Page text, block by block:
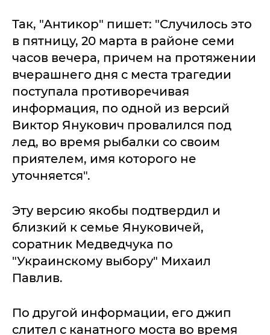
Так, "Антикор" пишет: "Случилось это
в пятницу, 20 марта в районе семи
часов вечера, причем на протяжении
вчерашнего дня с места трагедии
поступала противоречивая
информация, по одной из версий
Виктор Янукович провалился под
лед, во время рыбалки со своим
приятелем, имя которого не
уточняется".
Эту версию якобы подтвердил и
близкий к семье Януковичей,
соратник Медведчука по
"Украинскому выбору" Михаил
Павлив.
По другой информации, его джип
слител с канатного моста во время